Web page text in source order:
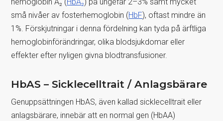
små nivåer av fosterhemoglobin (HbF), oftast mindre än
1%. Förskjutningar i denna fördelning kan tyda på ärftliga
hemoglobinförändringar, olika blodsjukdomar eller
effekter efter nyligen givna blodtransfusioner.
HbAS – Sicklecelltrait / Anlagsbärare
Genuppsättningen HbAS, även kallad sicklecelltrait eller
anlagsbärare, innebär att en normal gen (HbAA)